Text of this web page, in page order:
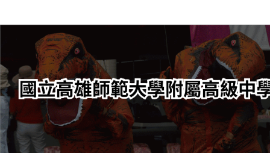
轉
要
內
容